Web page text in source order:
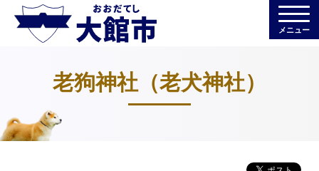
メニュー
老狗神社（老犬神社）